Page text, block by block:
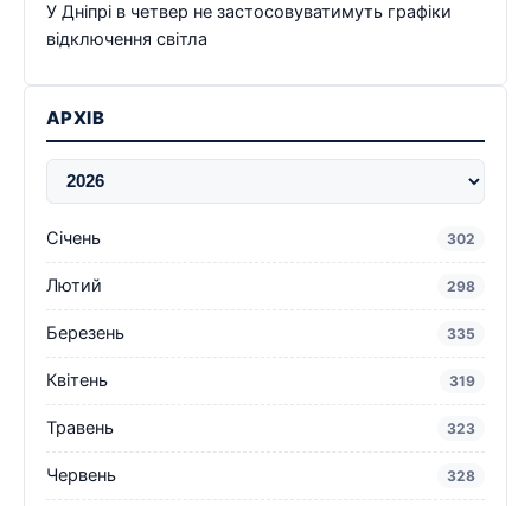
У Дніпрі в четвер не застосовуватимуть графіки
відключення світла
АРХІВ
Січень 302
Лютий 298
Березень 335
Квітень 319
Травень 323
Червень 328